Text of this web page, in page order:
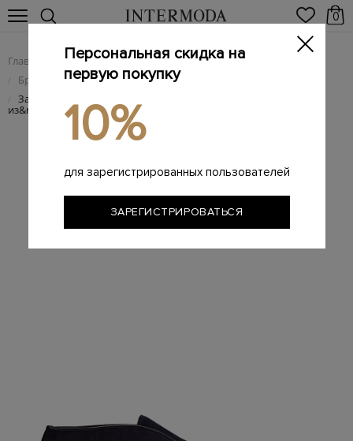
0
Главная Мужчинам / Брендовая мужская обувь
/ Брендовые мужские ботинки
/ Замшевые ботинки с&nbsp;внутренней отделкой
из&nbsp;овчины
Персональная скидка на
первую покупку
10%
для зарегистрированных пользователей
ЗАРЕГИСТРИРОВАТЬСЯ